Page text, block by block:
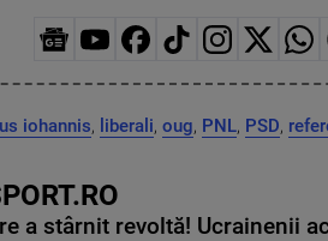
iohannis, liberali, oug, PNL, PSD,
a stârnit revoltă! Ucrainenii